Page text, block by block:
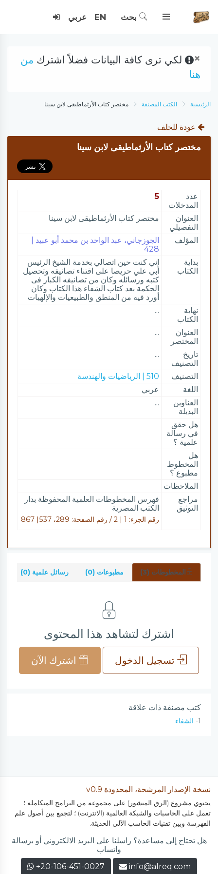
بحث EN عربي
× لكي ترى كافة البيانات فضلاً اشترك من
هنا
الرئيسية الكتب المصنفة مختصر كتاب الأرثماطيقى لابن سينا
عودة للخلف
مختصر كتاب الأرثماطيقى لابن سينا
عدد
المدخلات
5
العنوان
التفصيلي
مختصر كتاب الأرثماطيقى لابن سينا
المؤلف
الجوزجاني، عبد الواحد بن محمد أبو عبيد |
428
بداية
الكتاب
إني كنت حین اتصالي بخدمة الشیخ الرئيس
أبي علي حريصا على اقتناء تصانیفه وتحصیل
كتبه ورسائله وكان من تصانيفه الكبار فى
الحكمة بعد كتاب الشفاء ھذا الكتاب وكان
أورد فیه من المنطق والطبیعیات والإلهیات
نهاية
الكتاب
...
العنوان
المختصر
...
تاريخ
التصنيف
...
التصنيف
510 | الرياضيات والهندسة
اللغة
عربي
العناوين
البديلة
...
هل حقق
في رسالة
علمية ؟
هل
المخطوط
مطبوع ؟
الملاحظات
مراجع
التوثيق
فهرس المخطوطات العلمية المحفوظة بدار
الكتب المصرية
رقم الجزء: 1 | 2 / رقم الصفحة: 289، 537| 867
المخطوطات (3) مطبوعات (0) رسائل علمية (0)
اشترك لتشاهد هذا المحتوى
تسجيل الدخول اشترك الآن
كتب مصنفة ذات علاقة
1- الشفاء
نسخة الإصدار المرشحة، المحدودة v0.9
يحتوي مشروع (الرق المنشور) على مجموعة من البرامج المتكاملة ؛
تعمل على الحاسبات والشبكة العالمية (الانترنت) ؛ لتجمع بين أصول علم
الفهرسة وبين تقنيات الحاسب الآلي الحديثة.
هل تحتاج إلى مساعدة؟ راسلنا على البريد الالكتروني أو برسالة
واتساب
info@alreq.com
+20-106-451-0027